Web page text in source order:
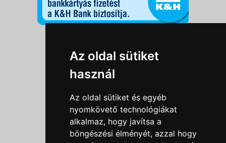
Az oldal sütiket
használ
Az oldal sütiket és egyéb
nyomkövető technológiákat
alkalmaz, hogy javítsa a
böngészési élményét, azzal hogy
Információk
Általános szerződési feltételek
Impresszum
Nyereményjáték szabály
Outlet nap nyereményjáték szabályzat
Süti beállítások